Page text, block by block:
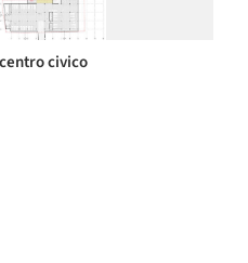
centro civico